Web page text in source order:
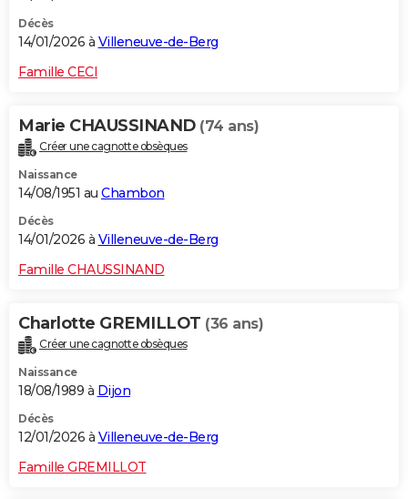
Décès
14/01/2026 à Villeneuve-de-Berg
Famille CECI
Marie CHAUSSINAND (74 ans)
Créer une cagnotte obsèques
Naissance
14/08/1951 au Chambon
Décès
14/01/2026 à Villeneuve-de-Berg
Famille CHAUSSINAND
Charlotte GREMILLOT (36 ans)
Créer une cagnotte obsèques
Naissance
18/08/1989 à Dijon
Décès
12/01/2026 à Villeneuve-de-Berg
Famille GREMILLOT